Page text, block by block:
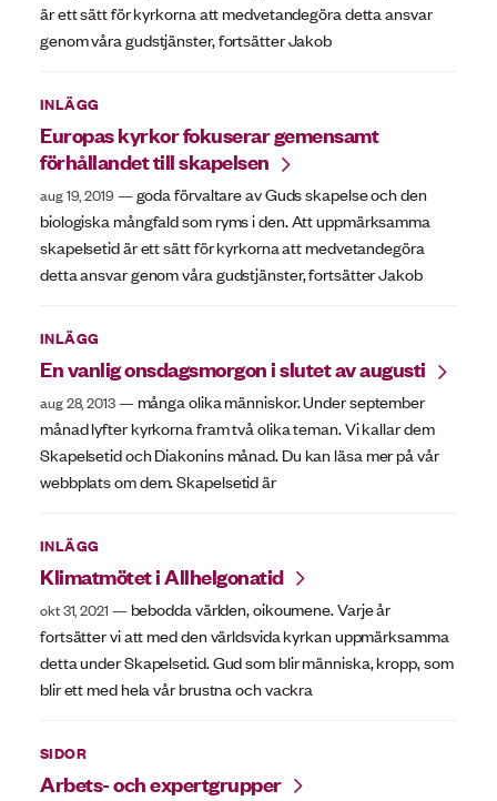
är ett sätt för kyrkorna att medvetandegöra detta ansvar
genom våra gudstjänster, fortsätter Jakob
INLÄGG
Europas kyrkor fokuserar gemensamt
förhållandet till skapelsen
aug 19, 2019
goda förvaltare av Guds skapelse och den
biologiska mångfald som ryms i den. Att uppmärksamma
skapelsetid är ett sätt för kyrkorna att medvetandegöra
detta ansvar genom våra gudstjänster, fortsätter Jakob
INLÄGG
En vanlig onsdagsmorgon i slutet av augusti
aug 28, 2013
många olika människor. Under september
månad lyfter kyrkorna fram två olika teman. Vi kallar dem
Skapelsetid och Diakonins månad. Du kan läsa mer på vår
webbplats om dem. Skapelsetid är
INLÄGG
Klimatmötet i Allhelgonatid
okt 31, 2021
bebodda världen, oikoumene. Varje år
fortsätter vi att med den världsvida kyrkan uppmärksamma
detta under Skapelsetid. Gud som blir människa, kropp, som
blir ett med hela vår brustna och vackra
SIDOR
Arbets- och expertgrupper